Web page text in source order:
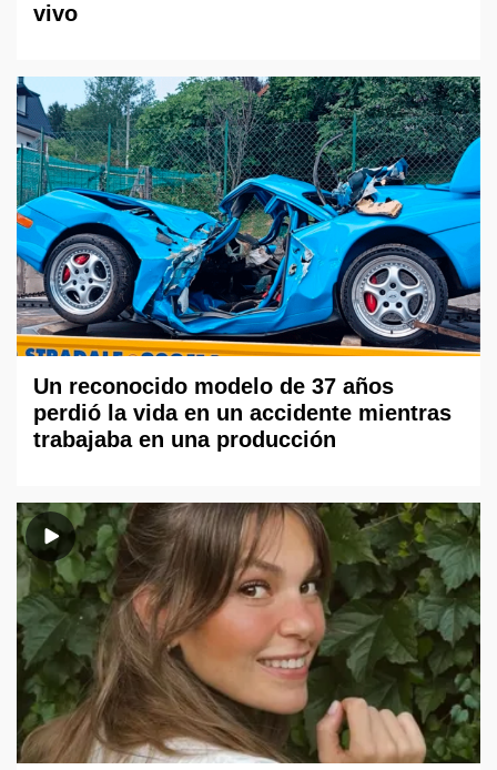
vivo
Un reconocido modelo de 37 años
perdió la vida en un accidente mientras
trabajaba en una producción